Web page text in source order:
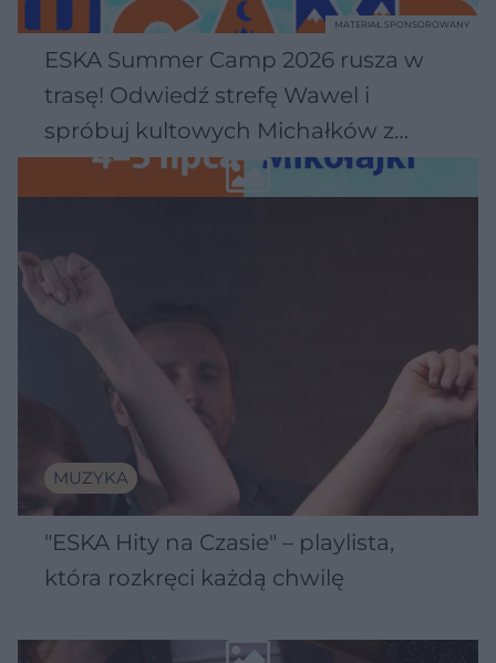
ESKA Summer Camp 2026 rusza w
trasę! Odwiedź strefę Wawel i
spróbuj kultowych Michałków z
Wawelu
MATERIAŁ SPONSOROWANY
MUZYKA
"ESKA Hity na Czasie" – playlista,
która rozkręci każdą chwilę